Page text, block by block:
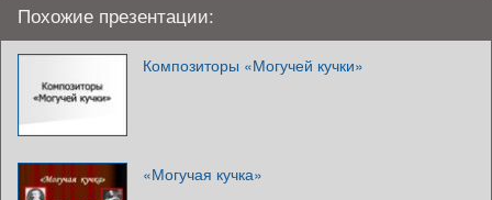
Похожие презентации:
Композиторы «Могучей кучки»
«Могучая кучка»